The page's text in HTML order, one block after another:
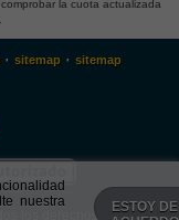
la cuota actualizada
· sitemap· sitemap
los derechos reservados
nuestra
ESTOY DE